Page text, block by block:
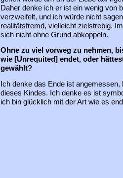
Daher denke ich er ist ein wenig von
verzweifelt, und ich würde nicht
realitätsfremd, vielleicht zielstrebig.
sich nicht ohne Grund abkoppeln.
Ohne zu viel vorweg zu nehmen,
wie [Unrequited] endet, oder
gewählt?
Ich denke das Ende ist
dieses Kindes. Ich denke es ist
ich bin glücklich mit der Art wie es